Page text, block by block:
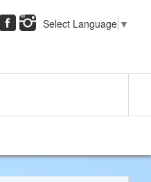
Select Language ▼